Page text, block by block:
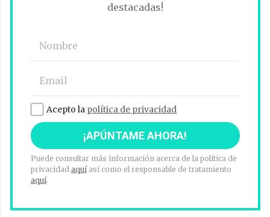
destacadas!
Acepto la política de privacidad
Puede consultar más información acerca de la política de
privacidad aquíasí como el responsable de tratamiento
aquí.